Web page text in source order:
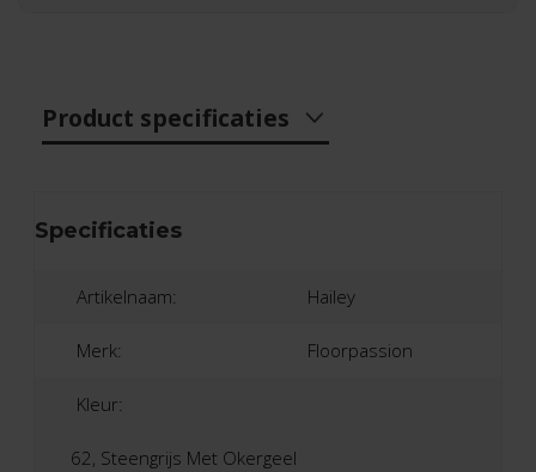
Product specificaties
Specificaties
Artikelnaam: Hailey
Merk: Floorpassion
Kleur:
62, Steengrijs Met Okergeel